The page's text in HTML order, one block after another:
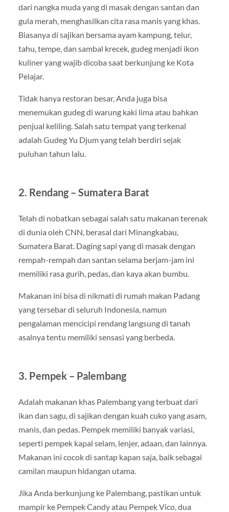
dari nangka muda yang di masak dengan santan dan
gula merah, menghasilkan cita rasa manis yang khas.
Biasanya di sajikan bersama ayam kampung, telur,
tahu, tempe, dan sambal krecek, gudeg menjadi ikon
kuliner yang wajib dicoba saat berkunjung ke Kota
Pelajar.
Tidak hanya restoran besar, Anda juga bisa
menemukan gudeg di warung kaki lima atau bahkan
penjual keliling. Salah satu tempat yang terkenal
adalah Gudeg Yu Djum yang telah berdiri sejak
puluhan tahun lalu.
2. Rendang – Sumatera Barat
Telah di nobatkan sebagai salah satu makanan terenak
di dunia oleh CNN, berasal dari Minangkabau,
Sumatera Barat. Daging sapi yang di masak dengan
rempah-rempah dan santan selama berjam-jam ini
memiliki rasa gurih, pedas, dan kaya akan bumbu.
Makanan ini bisa di nikmati di rumah makan Padang
yang tersebar di seluruh Indonesia, namun
pengalaman mencicipi rendang langsung di tanah
asalnya tentu memiliki sensasi yang berbeda.
3. Pempek – Palembang
Adalah makanan khas Palembang yang terbuat dari
ikan dan sagu, di sajikan dengan kuah cuko yang asam,
manis, dan pedas. Pempek memiliki banyak variasi,
seperti pempek kapal selam, lenjer, adaan, dan lainnya.
Makanan ini cocok di santap kapan saja, baik sebagai
camilan maupun hidangan utama.
Jika Anda berkunjung ke Palembang, pastikan untuk
mampir ke Pempek Candy atau Pempek Vico, dua